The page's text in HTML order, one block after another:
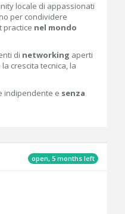
locale di appassionati
per condividere
practice nel mondo
di networking aperti
crescita tecnica, la
indipendente e senza
open, 5 months left